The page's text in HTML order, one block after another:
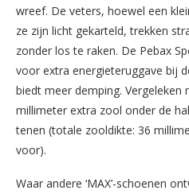
wreef. De veters, hoewel een
ze zijn licht gekarteld, trekken
zonder los te raken. De Pebax
voor extra energieteruggave bij
biedt meer demping. Vergeleken
millimeter extra zool onder de
tenen (totale zooldikte: 36
voor).
Waar andere ‘MAX’-schoenen